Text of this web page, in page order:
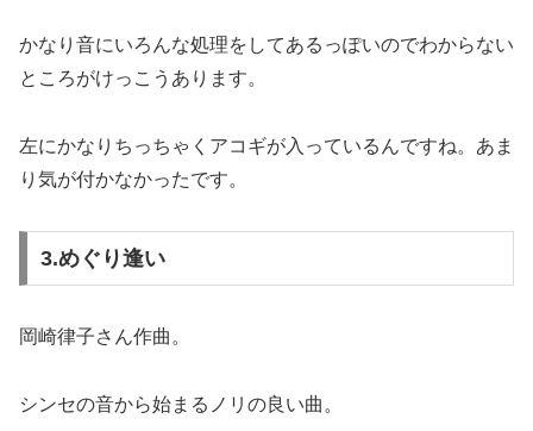
かなり音にいろんな処理をしてあるっぽいのでわからない
ところがけっこうあります。
左にかなりちっちゃくアコギが入っているんですね。あま
り気が付かなかったです。
3.めぐり逢い
岡崎律子さん作曲。
シンセの音から始まるノリの良い曲。